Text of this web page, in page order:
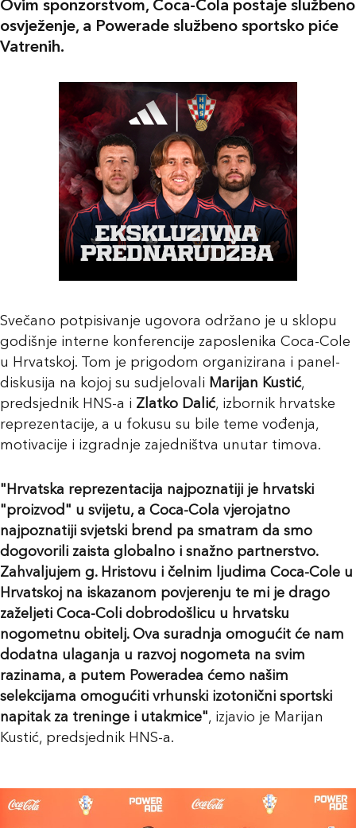
Ovim sponzorstvom, Coca-Cola postaje službeno
osvježenje, a Powerade službeno sportsko piće
Vatrenih.
Svečano potpisivanje ugovora održano je u sklopu
godišnje interne konferencije zaposlenika Coca-Cole
u Hrvatskoj. Tom je prigodom organizirana i panel-
diskusija na kojoj su sudjelovali Marijan Kustić,
predsjednik HNS-a i Zlatko Dalić, izbornik hrvatske
reprezentacije, a u fokusu su bile teme vođenja,
motivacije i izgradnje zajedništva unutar timova.
"Hrvatska reprezentacija najpoznatiji je hrvatski
"proizvod" u svijetu, a Coca-Cola vjerojatno
najpoznatiji svjetski brend pa smatram da smo
dogovorili zaista globalno i snažno partnerstvo.
Zahvaljujem g. Hristovu i čelnim ljudima Coca-Cole u
Hrvatskoj na iskazanom povjerenju te mi je drago
zaželjeti Coca-Coli dobrodošlicu u hrvatsku
nogometnu obitelj. Ova suradnja omogućit će nam
dodatna ulaganja u razvoj nogometa na svim
razinama, a putem Poweradea ćemo našim
selekcijama omogućiti vrhunski izotonični sportski
napitak za treninge i utakmice", izjavio je Marijan
Kustić, predsjednik HNS-a.